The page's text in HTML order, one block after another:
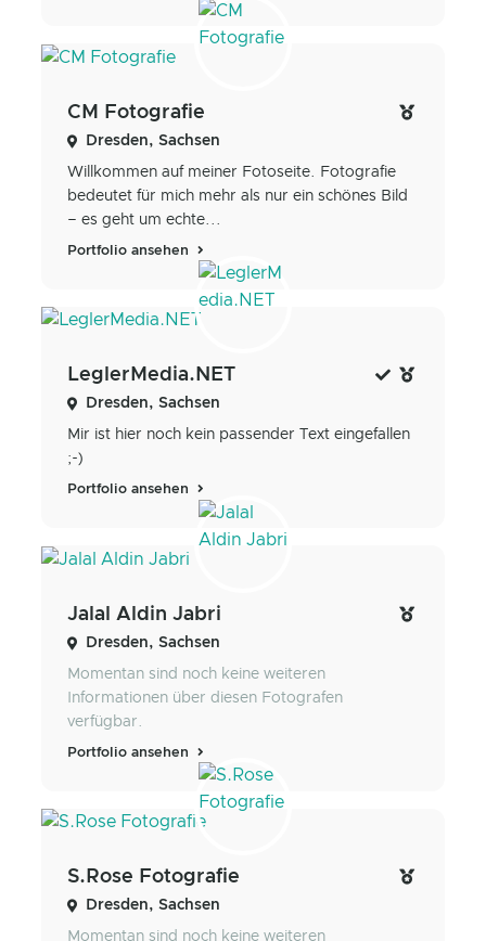
CM Fotografie
Dresden, Sachsen
Willkommen auf meiner Fotoseite. Fotografie
bedeutet für mich mehr als nur ein schönes Bild
– es geht um echte...
Portfolio ansehen
LeglerMedia.NET
Dresden, Sachsen
Mir ist hier noch kein passender Text eingefallen
;-)
Portfolio ansehen
Jalal Aldin Jabri
Dresden, Sachsen
Momentan sind noch keine weiteren
Informationen über diesen Fotografen
verfügbar.
Portfolio ansehen
S.Rose Fotografie
Dresden, Sachsen
Momentan sind noch keine weiteren